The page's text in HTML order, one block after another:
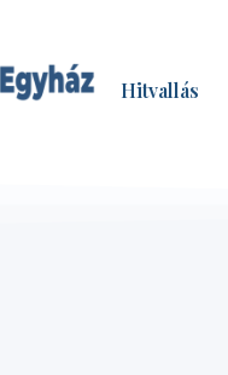
Hitvallás